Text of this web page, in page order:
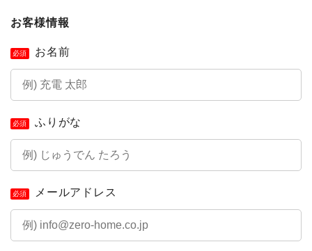
お客様情報
必須 お名前
必須 ふりがな
必須 メールアドレス